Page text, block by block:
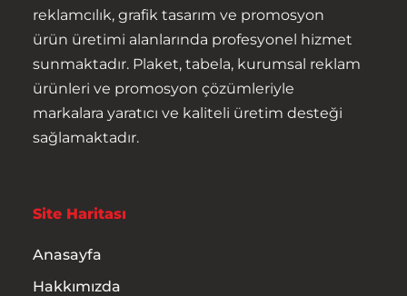
reklamcılık, grafik tasarım ve promosyon
ürün üretimi alanlarında profesyonel hizmet
sunmaktadır. Plaket, tabela, kurumsal reklam
ürünleri ve promosyon çözümleriyle
markalara yaratıcı ve kaliteli üretim desteği
sağlamaktadır.
Site Haritası
Anasayfa
Hakkımızda
Ürünler
Hizmetler